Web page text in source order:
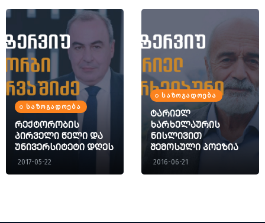
ᲡᲐᲖᲝᲒᲐᲓᲝᲔᲑᲐ
რექტორობის
პირველი წელი და
უნივერსიტეტი დღეს
2017-05-22
ᲡᲐᲖᲝᲒᲐᲓᲝᲔᲑᲐ
ტარიელ
ხარხელაურის
ნისლივით
შემოსული პოეზია
2016-06-21